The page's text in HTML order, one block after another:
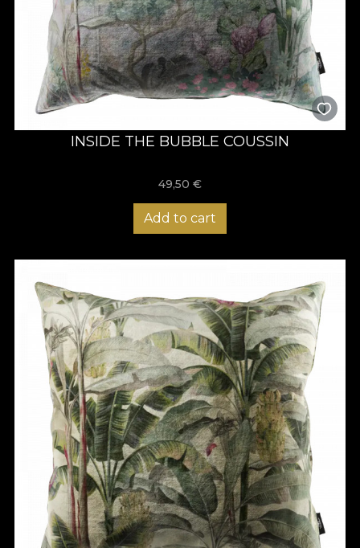
INSIDE THE BUBBLE COUSSIN
49,50 €
Add to cart